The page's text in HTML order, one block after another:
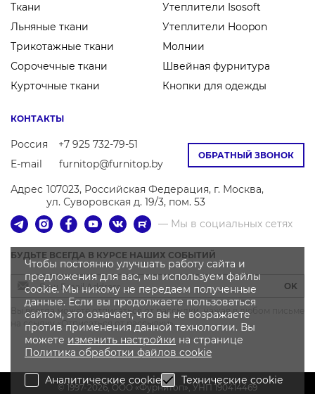
Ткани
Льняные ткани
Трикотажные ткани
Сорочечные ткани
Курточные ткани
Утеплители Isosoft
Утеплители Hoopon
Молнии
Швейная фурнитура
Кнопки для одежды
ОБРАТНЫЙ ЗВОНОК
КОНТАКТЫ
Россия
+7 925 732-79-51
E-mail
furnitop@furnitop.by
Адрес 107023, Российская Федерация, г. Москва,
ул. Суворовская д. 19/3, пом. 53
— Мы в социальных сетях
БУДЬТЕ ВСЕГДА В КУРСЕ НАШИХ СОБЫТИЙ
OK
Вы всегда можете отписаться от рассылки, нажав в любом письме
на ссылку «Отписаться от рассылки»
© 1997-2026, OOO «Фурнитоп», УНП 190414469
Чтобы постоянно улучшать работу сайта и
предложения для вас, мы используем файлы
cookie. Мы никому не передаем полученные
данные. Если вы продолжаете пользоваться
сайтом, это означает, что вы не возражаете
против применения данной технологии. Вы
можете изменить настройки на странице
Политика обработки файлов cookie
Аналитические cookie Технические cookie